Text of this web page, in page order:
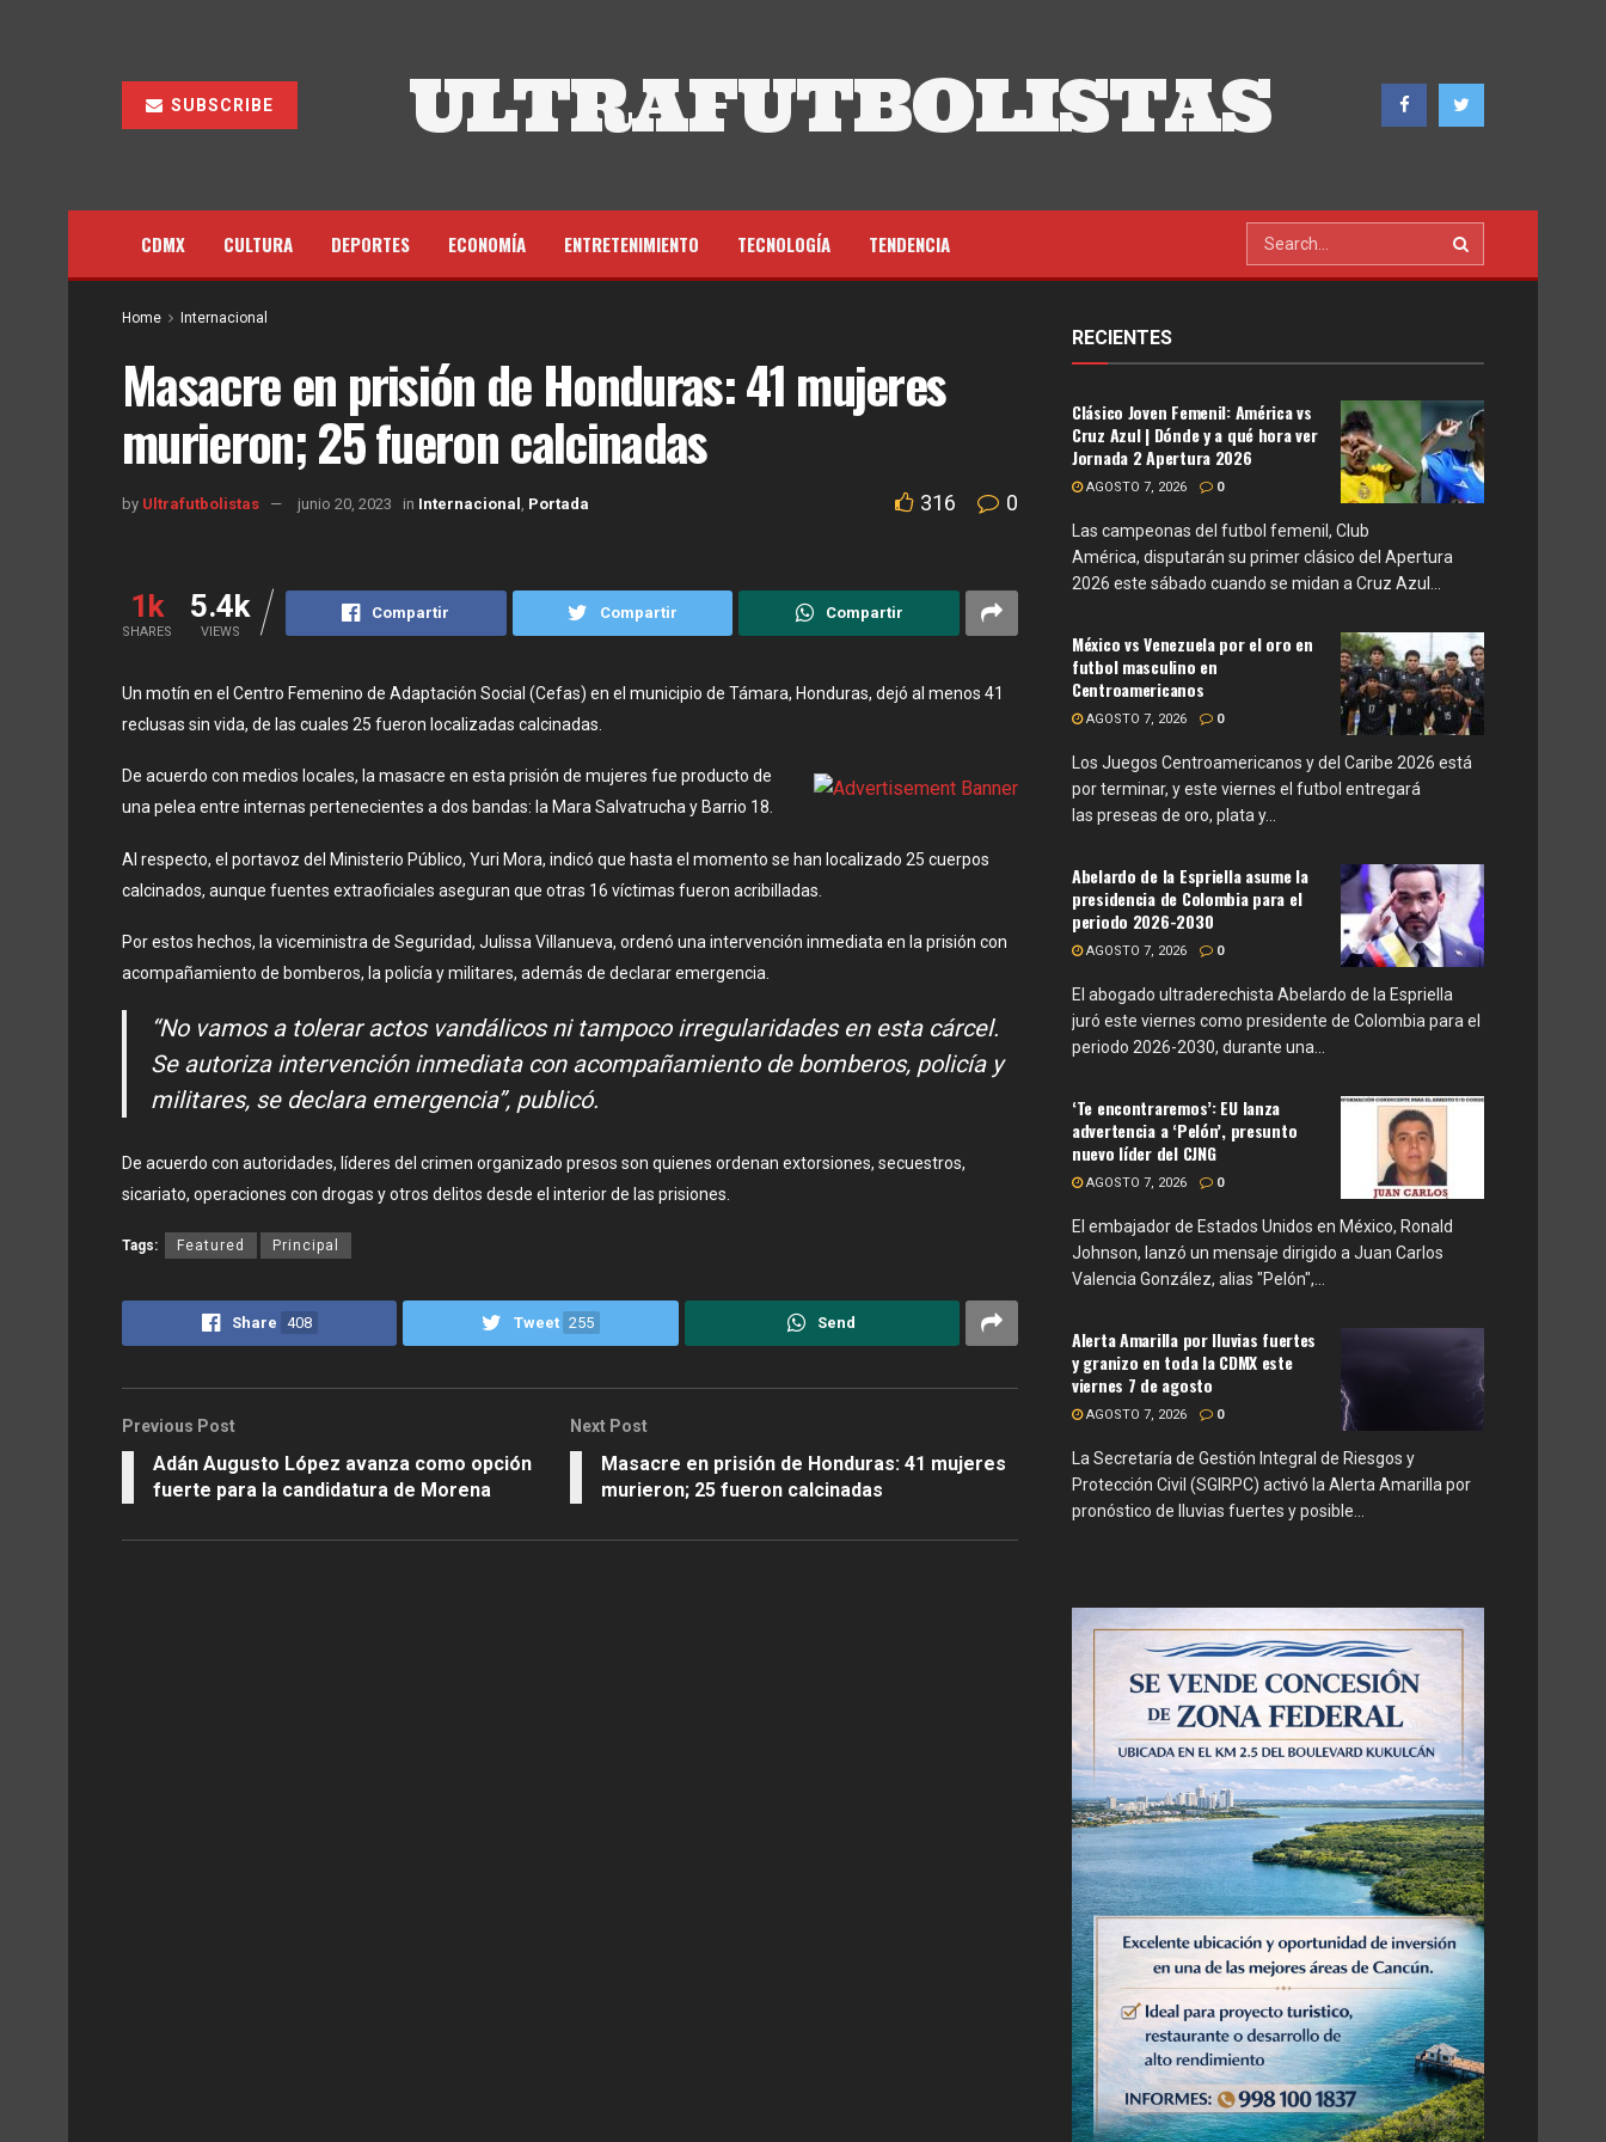
SUBSCRIBE ULTRAFUTBOLISTAS
CDMX CULTURA DEPORTES ECONOMÍA ENTRETENIMIENTO TECNOLOGÍA TENDENCIA
Home Internacional
Masacre en prisión de Honduras: 41 mujeres
murieron; 25 fueron calcinadas
by Ultrafutbolistas junio 20, 2023 in Internacional Portada 316 0
1k
SHARES
5.4k
VIEWS
Compartir Compartir Compartir
Un motín en el Centro Femenino de Adaptación Social (Cefas) en el municipio de Támara, Honduras, dejó al menos 41
reclusas sin vida, de las cuales 25 fueron localizadas calcinadas.
De acuerdo con medios locales, la masacre en esta prisión de mujeres fue producto de
una pelea entre internas pertenecientes a dos bandas: la Mara Salvatrucha y Barrio 18.
Al respecto, el portavoz del Ministerio Público, Yuri Mora, indicó que hasta el momento se han localizado 25 cuerpos
calcinados, aunque fuentes extraoficiales aseguran que otras 16 víctimas fueron acribilladas.
Por estos hechos, la viceministra de Seguridad, Julissa Villanueva, ordenó una intervención inmediata en la prisión con
acompañamiento de bomberos, la policía y militares, además de declarar emergencia.
“No vamos a tolerar actos vandálicos ni tampoco irregularidades en esta cárcel.
Se autoriza intervención inmediata con acompañamiento de bomberos, policía y
militares, se declara emergencia”, publicó.
De acuerdo con autoridades, líderes del crimen organizado presos son quienes ordenan extorsiones, secuestros,
sicariato, operaciones con drogas y otros delitos desde el interior de las prisiones.
Tags: Featured Principal
Share 408 Tweet 255 Send
Previous Post
Adán Augusto López avanza como opción
fuerte para la candidatura de Morena
Next Post
Masacre en prisión de Honduras: 41 mujeres
murieron; 25 fueron calcinadas
RECIENTES
Clásico Joven Femenil: América vs
Cruz Azul | Dónde y a qué hora ver
Jornada 2 Apertura 2026
AGOSTO 7, 2026 0
Las campeonas del futbol femenil, Club
América, disputarán su primer clásico del Apertura
2026 este sábado cuando se midan a Cruz Azul...
México vs Venezuela por el oro en
futbol masculino en
Centroamericanos
AGOSTO 7, 2026 0
Los Juegos Centroamericanos y del Caribe 2026 está
por terminar, y este viernes el futbol entregará
las preseas de oro, plata y...
Abelardo de la Espriella asume la
presidencia de Colombia para el
periodo 2026-2030
AGOSTO 7, 2026 0
El abogado ultraderechista Abelardo de la Espriella
juró este viernes como presidente de Colombia para el
periodo 2026-2030, durante una...
‘Te encontraremos’: EU lanza
advertencia a ‘Pelón’, presunto
nuevo líder del CJNG
AGOSTO 7, 2026 0
El embajador de Estados Unidos en México, Ronald
Johnson, lanzó un mensaje dirigido a Juan Carlos
Valencia González, alias "Pelón",...
Alerta Amarilla por lluvias fuertes
y granizo en toda la CDMX este
viernes 7 de agosto
AGOSTO 7, 2026 0
La Secretaría de Gestión Integral de Riesgos y
Protección Civil (SGIRPC) activó la Alerta Amarilla por
pronóstico de lluvias fuertes y posible...